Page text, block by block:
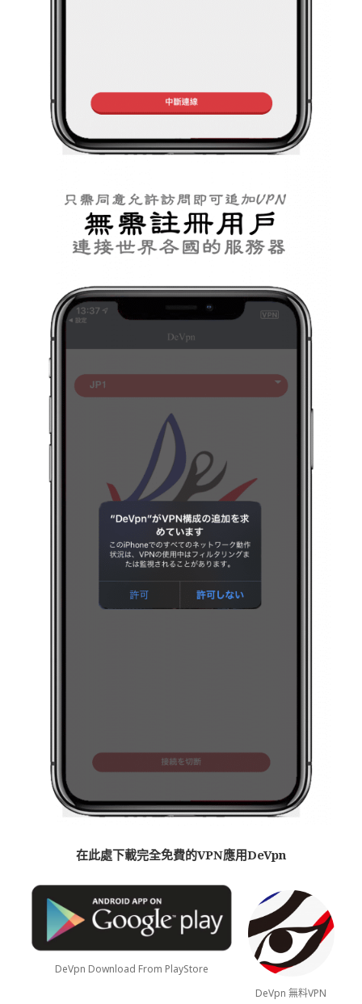
在此處下載完全免費的VPN應用DeVpn
DeVpn 無料VPN
DeVpn Download From PlayStore